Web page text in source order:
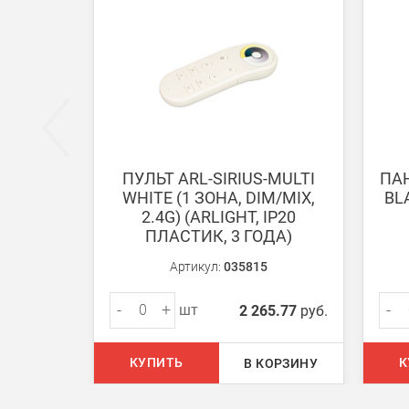
Безналичная оплата по счету
Вы можете оплатить заказ по выставленному
После получения оплаты счета с Вами
Доставка:
В Москве (внутри МКАД)
БЕСПЛАТНАЯ доставка при сумме заказа от
ПУЛЬТ ARL-SIRIUS-MULTI
WHITE (1 ЗОНА, DIM/MIX,
2.4G) (ARLIGHT, IP20
ПЛАСТИК, 3 ГОДА)
Артикул: 035815
- + шт 2 265.77 руб.
КУПИТЬ В КОРЗИНУ
-